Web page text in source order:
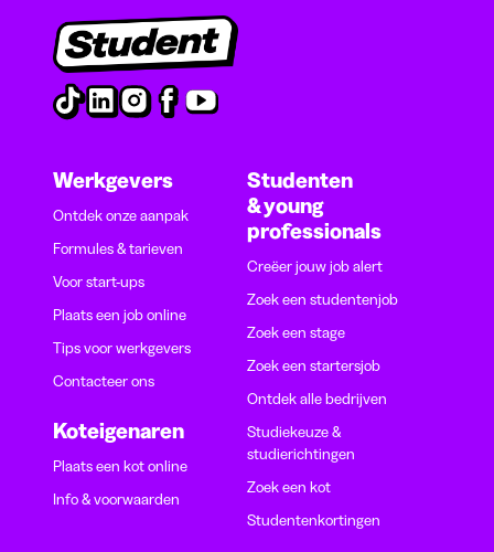
Werkgevers
Ontdek onze aanpak
Formules & tarieven
Voor start-ups
Plaats een job online
Tips voor werkgevers
Contacteer ons
Koteigenaren
Plaats een kot online
Info & voorwaarden
Studenten
& young
professionals
Creëer jouw job alert
Zoek een studentenjob
Zoek een stage
Zoek een startersjob
Ontdek alle bedrijven
Studiekeuze &
studierichtingen
Zoek een kot
Studentenkortingen